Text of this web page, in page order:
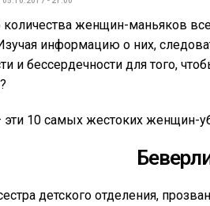
женщин-маньяков
информацию о них,
и бессердечности для того,
эти 10 самых жестоких женщин-
детского отделения,